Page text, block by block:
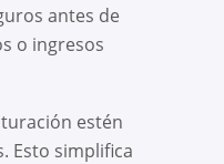
antes de
o ingresos
estén
Esto simplifica